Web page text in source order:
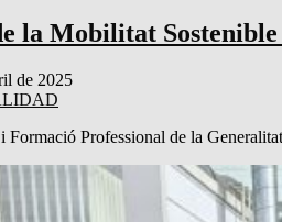
la Mobilitat
de 2025
Formació Professional de la